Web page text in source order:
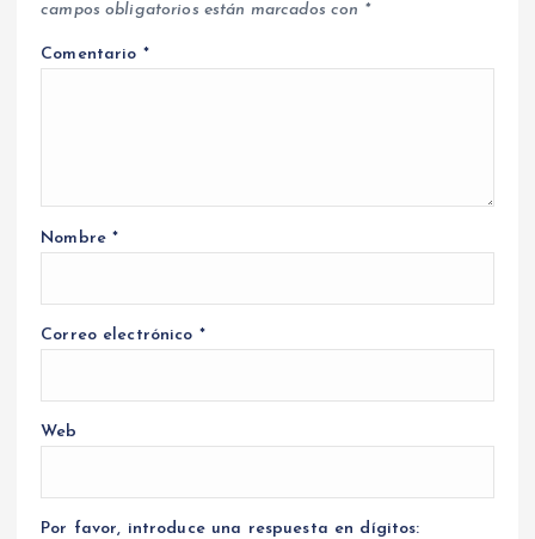
campos obligatorios están marcados con *
Comentario *
Nombre*
Correo electrónico *
Web
Por favor, introduce una respuesta en dígitos: